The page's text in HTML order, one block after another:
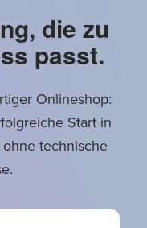
die zu
passt.
Onlineshop:
Start in
ohne technische